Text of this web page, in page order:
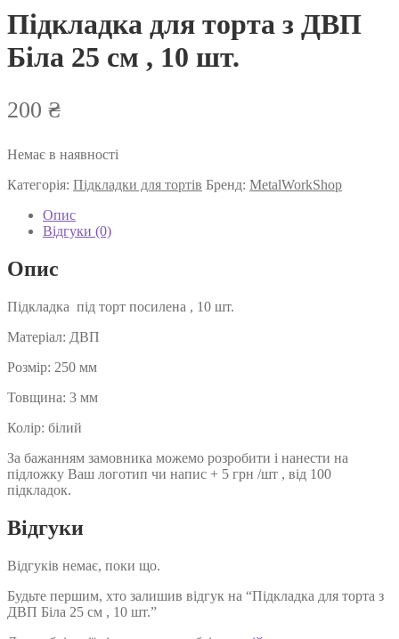
Підкладка для торта з ДВП
Біла 25 см , 10 шт.
200 ₴
Немає в наявності
Категорія: Підкладки для тортів Бренд: MetalWorkShop
Опис
Відгуки (0)
Опис
Підкладка під торт посилена , 10 шт.
Матеріал: ДВП
Розмір: 250 мм
Товщина: 3 мм
Колір: білий
За бажанням замовника можемо розробити і нанести на
підложку Ваш логотип чи напис + 5 грн /шт , від 100
підкладок.
Відгуки
Відгуків немає, поки що.
Будьте першим, хто залишив відгук на “Підкладка для торта з
ДВП Біла 25 см , 10 шт.”